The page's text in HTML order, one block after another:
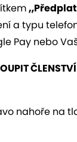
a typu
Pay nebo
nahoře na